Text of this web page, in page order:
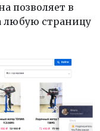
позволяет в
любую страницу